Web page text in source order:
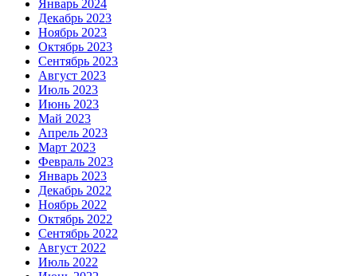
Январь 2024
Декабрь 2023
Ноябрь 2023
Октябрь 2023
Сентябрь 2023
Август 2023
Июль 2023
Июнь 2023
Май 2023
Апрель 2023
Март 2023
Февраль 2023
Январь 2023
Декабрь 2022
Ноябрь 2022
Октябрь 2022
Сентябрь 2022
Август 2022
Июль 2022